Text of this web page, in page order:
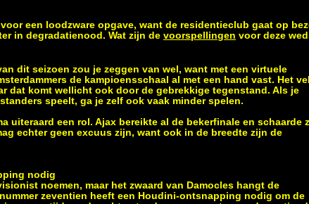
een loodzware opgave, want de residentieclub gaat op
in degradatienood. Wat zijn de voorspellingen voor deze
dit seizoen zou je zeggen van wel, want met een virtuele
de kampioensschaal al met een hand vast. Het
dat komt wellicht ook door de gebrekkige tegenstand. Als je
speelt, ga je zelf ook vaak minder spelen.
uiteraard een rol. Ajax bereikte al de bekerfinale en schaarde
echter geen excuus zijn, want ook in de breedte zijn de
nodig
noemen, maar het zwaard van Damocles hangt de
zeventien heeft een Houdini-ontsnapping nodig om de